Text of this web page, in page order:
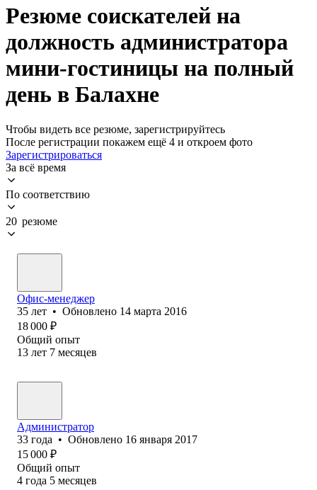
Резюме соискателей на
должность администратора
мини-гостиницы на полный
день в Балахне
Чтобы видеть все резюме, зарегистрируйтесь
После регистрации покажем ещё 4 и откроем фото
Зарегистрироваться
За всё время
По соответствию
20 резюме
Офис-менеджер
35 лет • Обновлено 14 марта 2016
18 000 ₽
Общий опыт
13 лет 7 месяцев
Администратор
33 года • Обновлено 16 января 2017
15 000 ₽
Общий опыт
4 года 5 месяцев